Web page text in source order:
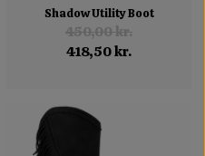
Shadow Utility Boot
450,00 kr.
418,50 kr.